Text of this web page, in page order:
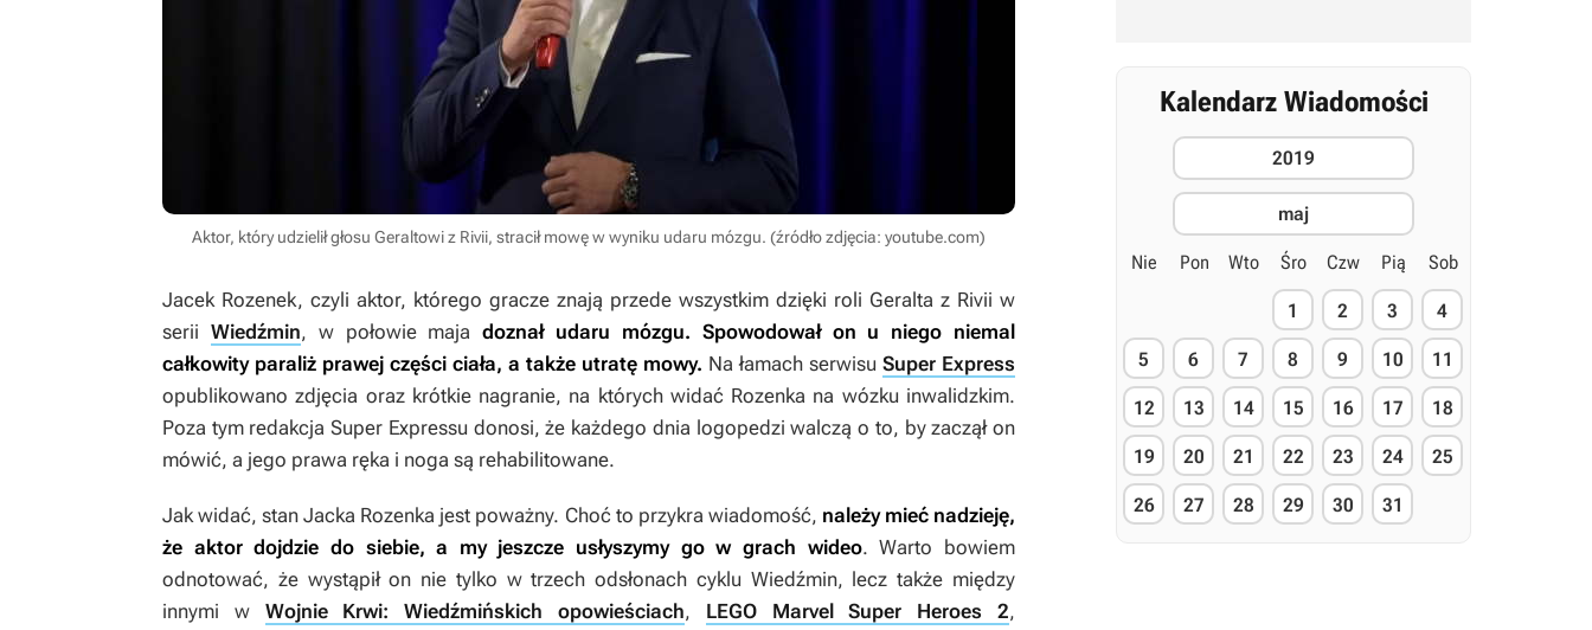
Aktor, który udzielił głosu Geraltowi z Rivii, stracił mowę w wyniku udaru mózgu. (źródło zdjęcia: youtube.com)
Jacek Rozenek, czyli aktor, którego gracze znają przede wszystkim dzięki roli Geralta z Rivii w
serii Wiedźmin, w połowie majadoznał udaru mózgu. Spowodował on u niego niemal
całkowity paraliż prawej części ciała, a także utratę mowy. Na łamach serwisu Super Express
opublikowano zdjęcia oraz krótkie nagranie, na których widać Rozenka na wózku inwalidzkim.
Poza tym redakcja Super Expressu donosi, że każdego dnia logopedzi walczą o to, by zaczął on
mówić, a jego prawa ręka i noga są rehabilitowane.
Jak widać, stan Jacka Rozenka jest poważny. Choć to przykra wiadomość, należy mieć nadzieję,
że aktor dojdzie do siebie, a my jeszcze usłyszymy go w grach wideo. Warto bowiem
odnotować, że wystąpił on nie tylko w trzech odsłonach cyklu Wiedźmin, lecz także między
innymi w Wojnie Krwi: Wiedźmińskich opowieściach, LEGO Marvel Super Heroes 2,
Kalendarz Wiadomości
2019
maj
Nie Pon Wto Śro Czw Pią Sob
1 2 3 4
5 6 7 8 9 10 11
12 13 14 15 16 17 18
19 20 21 22 23 24 25
26 27 28 29 30 31